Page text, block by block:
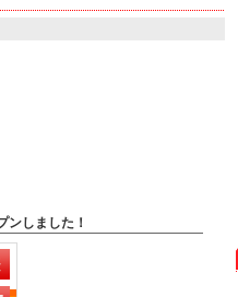
しました！